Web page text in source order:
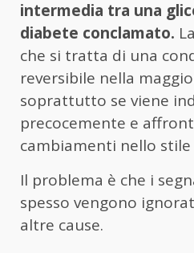
intermedia tra una
diabete conclamato.
che si tratta di una
reversibile nella
soprattutto se viene
precocemente e
cambiamenti nello stile
Il problema è che i
spesso vengono
altre cause.